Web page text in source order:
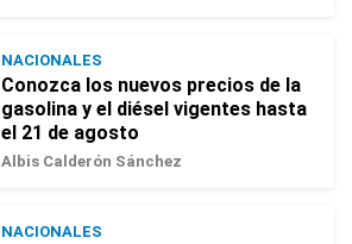
NACIONALES
Conozca los nuevos precios de la
gasolina y el diésel vigentes hasta
el 21 de agosto
Albis Calderón Sánchez
NACIONALES